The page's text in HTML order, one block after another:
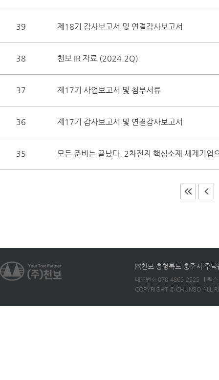
39 제18기 감사보고서 및 연결감사보고서
38 천보 IR 자료 (2024.2Q)
37 제17기 사업보고서 및 첨부서류
36 제17기 감사보고서 및 연결감사보고서
35 모든 준비는 끝났다. 2차전지 핵심소재 세계기업
㈜천보 충청북도 충주시 주
대표번호 070-4865-2525
팩
COPYRIGHT © CHUNBO ALL